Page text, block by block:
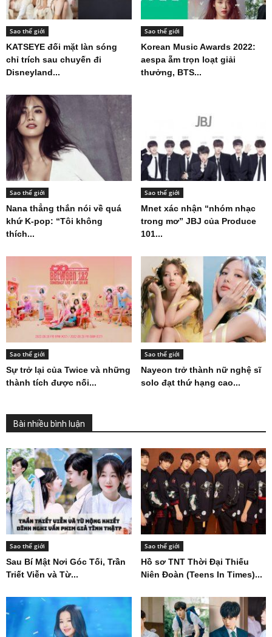
Sao thế giới
KATSEYE đối mặt làn sóng
chỉ trích sau chuyến đi
Disneyland...
Sao thế giới
Korean Music Awards 2022:
aespa ẵm trọn loạt giải
thưởng, BTS...
Sao thế giới
Nana thẳng thắn nói về quá
khứ K-pop: “Tôi không
thích...
Sao thế giới
Mnet xác nhận “nhóm nhạc
trong mơ” JBJ của Produce
101...
Sao thế giới
Sự trở lại của Twice và những
thành tích được nối...
Sao thế giới
Nayeon trở thành nữ nghệ sĩ
solo đạt thứ hạng cao...
Bài nhiều bình luận
Sao thế giới
Sau Bí Mật Nơi Góc Tối, Trần
Triết Viễn và Từ...
Sao thế giới
Hồ sơ TNT Thời Đại Thiếu
Niên Đoàn (Teens In Times)...